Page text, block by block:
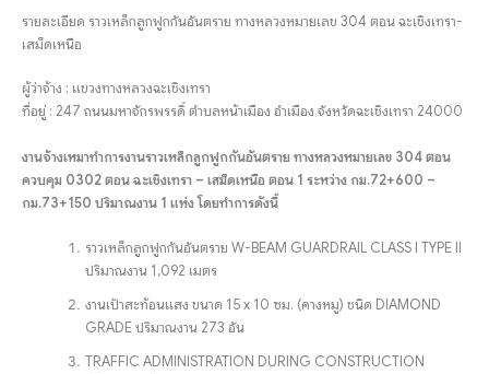
รายละเอียด ราวเหล็กลูกฟูกกันอันตราย ทางหลวงหมายเลข 304 ตอน ฉะเชิงเทรา-
เสม็ดเหนือ
ผู้ว่าจ้าง : แขวงทางหลวงฉะเชิงเทรา
ที่อยู่ : 247 ถนนมหาจักรพรรดิ์ ตำบลหน้าเมือง อำเมือง จังหวัดฉะเชิงเทรา 24000
งานจ้างเหมาทำการงานราวเหล็กลูกฟูกกันอันตราย ทางหลวงหมายเลข 304 ตอน
ควบคุม 0302 ตอน ฉะเชิงเทรา – เสม็ดเหนือ ตอน 1 ระหว่าง กม.72+600 –
กม.73+150 ปริมาณงาน 1 แห่ง โดยทำการดังนี้
ราวเหล็กลูกฟูกกันอันตราย W-BEAM GUARDRAIL CLASS I TYPE II
ปริมาณงาน 1,092 เมตร
งานเป้าสะท้อนแสง ขนาด 15 x 10 ซม. (คางหมู) ชนิด DIAMOND
GRADE ปริมาณงาน 273 อัน
TRAFFIC ADMINISTRATION DURING CONSTRUCTION